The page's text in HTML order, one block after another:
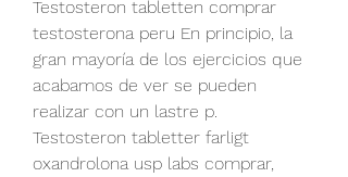
Testosteron tabletten comprar
testosterona peru En principio, la
gran mayoría de los ejercicios que
acabamos de ver se pueden
realizar con un lastre p.
Testosteron tabletter farligt
oxandrolona usp labs comprar,